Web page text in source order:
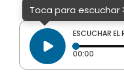
Toca para escuchar
ESCUCHAR EL
00:00